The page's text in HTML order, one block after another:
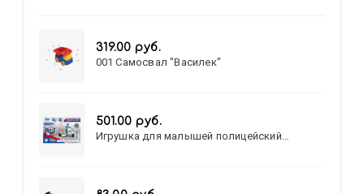
319.00 руб.
001 Самосвал "Василек"
501.00 руб.
Игрушка для малышей полицейский